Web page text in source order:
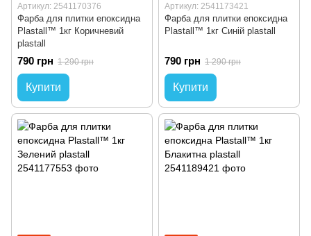
Артикул: 2541170376
Фарба для плитки епоксидна
Plastall™ 1кг Коричневий
plastall
790 грн 1 290 грн
Купити
Артикул: 2541173421
Фарба для плитки епоксидна
Plastall™ 1кг Синій plastall
790 грн 1 290 грн
Купити